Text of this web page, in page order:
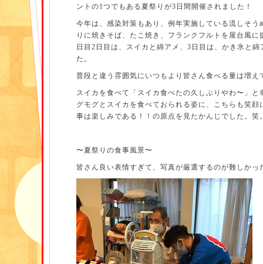
ントの1つでもある夏祭りが3 日間開催されました！
今年は、感染対策もあり、例年実施している流しそう
りに焼きそば、たこ焼き、フランクフルトを屋台風に
日目 2 日目は、スイカと綿アメ、 3 日目は、かき氷と
た。
普段と違う雰囲気にいつもより皆さん食べる量は増え
スイカを食べて「スイカ食べたの久しぶりやわ〜」と
グモグとスイカを食べておられる姿に、こちらも笑顔
事は楽しみである！！の原点を見たかんじでした。笑
〜夏祭りの食事風景〜
皆さん良い表情すぎて、写真が厳選するのが難しかっ